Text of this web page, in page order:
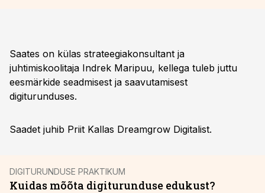
Saates on külas strateegiakonsultant ja
juhtimiskoolitaja Indrek Maripuu, kellega tuleb juttu
eesmärkide seadmisest ja saavutamisest
digiturunduses.
Saadet juhib Priit Kallas Dreamgrow Digitalist.
DIGITURUNDUSE PRAKTIKUM
Kuidas mõõta digiturunduse edukust?